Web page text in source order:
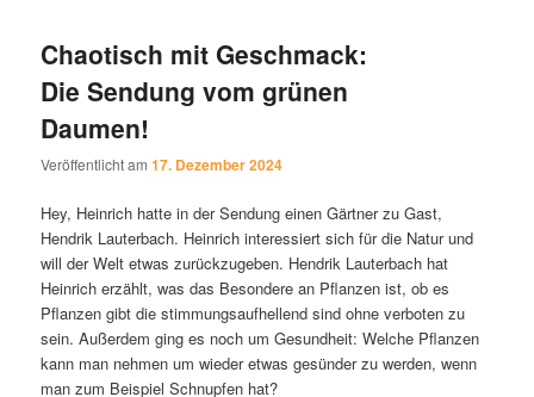
Chaotisch mit Geschmack:
Die Sendung vom grünen
Daumen!
Veröffentlicht am17. Dezember 2024
Hey, Heinrich hatte in der Sendung einen Gärtner zu Gast,
Hendrik Lauterbach. Heinrich interessiert sich für die Natur und
will der Welt etwas zurückzugeben. Hendrik Lauterbach hat
Heinrich erzählt, was das Besondere an Pflanzen ist, ob es
Pflanzen gibt die stimmungsaufhellend sind ohne verboten zu
sein. Außerdem ging es noch um Gesundheit: Welche Pflanzen
kann man nehmen um wieder etwas gesünder zu werden, wenn
man zum Beispiel Schnupfen hat?